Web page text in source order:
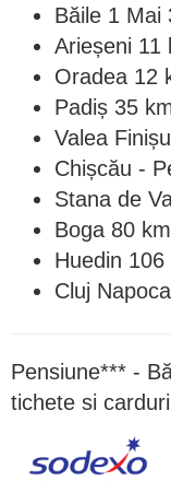
Băile 1 Mai
Arieșeni 11
Oradea 12
Padiș 35
Valea
Chișcău -
Stana de
Boga 80 km
Huedin 106
Cluj
Pensiune*** -
tichete si